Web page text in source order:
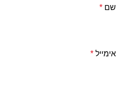
שם *
אימייל *